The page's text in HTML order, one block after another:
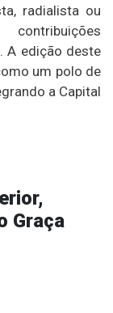
radialista ou
A edição deste
um polo de
a Capital
Graça